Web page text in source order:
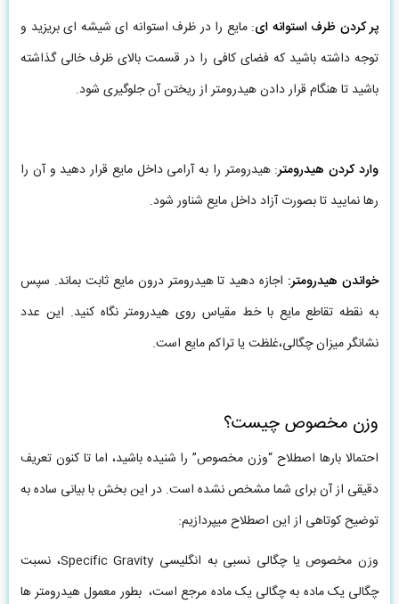
پر کردن ظرف استوانه ای: مایع را در ظرف استوانه ای شیشه ای بریزید و
توجه داشته باشید که فضای کافی را در قسمت بالای ظرف خالی گذاشته
باشید تا هنگام قرار دادن هیدرومتر از ریختن آن جلوگیری شود.
وارد کردن هیدرومتر: هیدرومتر را به آرامی داخل مایع قرار دهید و آن را
رها نمایید تا بصورت آزاد داخل مایع شناور شود.
خواندن هیدرومتر: اجازه دهید تا هیدرومتر درون مایع ثابت بماند. سپس
به نقطه تقاطع مایع با خط مقیاس روی هیدرومتر نگاه کنید. این عدد
نشانگر میزان چگالی،غلظت یا تراکم مایع است.
وزن مخصوص چیست؟
احتمالا بارها اصطلاح “وزن مخصوص” را شنیده باشید، اما تا کنون تعریف
دقیقی از آن برای شما مشخص نشده است. در این بخش با بیانی ساده به
توضیح کوتاهی از این اصطلاح میپردازیم:
وزن مخصوص یا چگالی نسبی به انگلیسی Specific Gravity، نسبت
چگالی یک ماده به چگالی یک ماده مرجع است، بطور معمول هیدرومتر ها